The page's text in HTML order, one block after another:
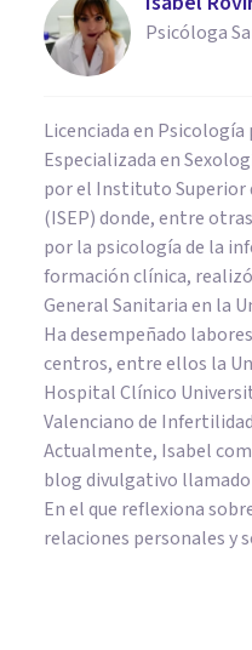
Psicóloga
Licenciada en
Especializada en
por el Instituto Superior
(ISEP) donde, entre
por la psicología de la
formación clínica,
General Sanitaria en la
Ha desempeñado
centros, entre ellos la
Hospital Clínico
Valenciano de
Actualmente, Isabel
blog divulgativo
En el que reflexiona
relaciones personales y